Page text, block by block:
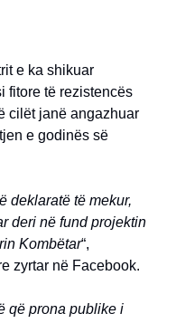
e ka shikuar
fitore të rezistencës
cilët janë angazhuar
e godinës së
deklaratë të mekur,
deri në fund projektin
Kombëtar“,
zyrtar në Facebook.
që prona publike i